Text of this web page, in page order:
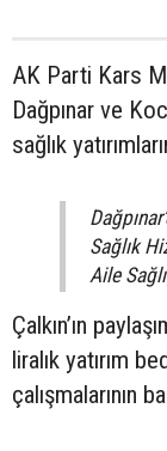
AK Parti Kars
Dağpınar ve
sağlık
Sağlık
Aile
Çalkın’ın
liralık yatırım
çalışmalarının